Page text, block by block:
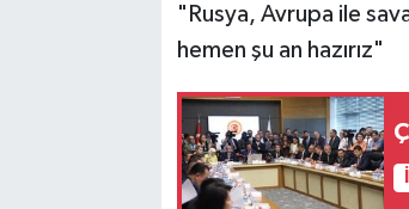
"Rusya, Avrupa ile
hemen şu an hazırız"